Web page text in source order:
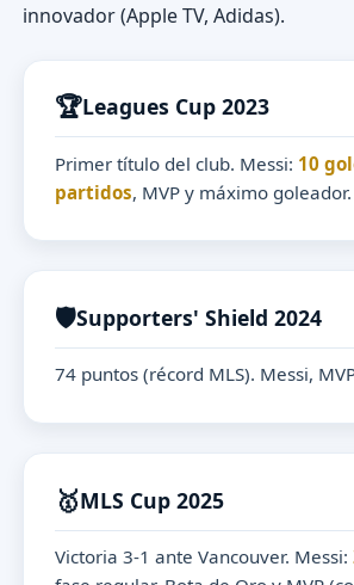
innovador (Apple TV, Adidas).
🏆Leagues Cup 2023
Primer título del club. Messi: 10
partidos, MVP y máximo goleador.
🛡️Supporters' Shield 2024
74 puntos (récord MLS). Messi,
🥇MLS Cup 2025
Victoria 3-1 ante Vancouver. Messi: